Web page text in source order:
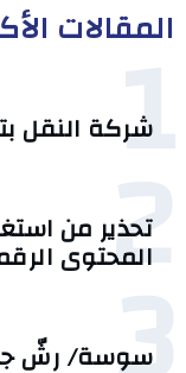
المقالات
1
شركة النقل
2
تحذير من
المحتوى
سوسة/ رشّ